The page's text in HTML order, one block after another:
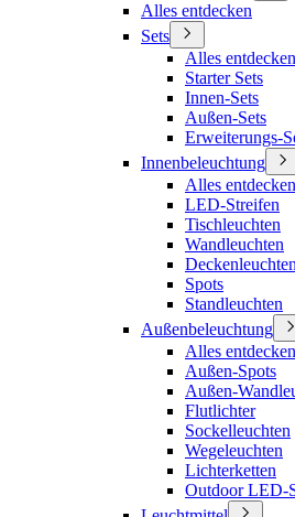
Alles entdecken
Sets
Alles entdecken
Starter Sets
Innen-Sets
Außen-Sets
Erweiterungs-
Innenbeleuchtung
Alles entdecken
LED-Streifen
Tischleuchten
Wandleuchten
Deckenleuchten
Spots
Standleuchten
Außenbeleuchtung
Alles entdecken
Außen-Spots
Außen-
Flutlichter
Sockelleuchten
Wegeleuchten
Lichterketten
Outdoor LED-